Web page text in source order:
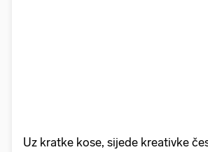
Uz kratke kose, sijede kreativke